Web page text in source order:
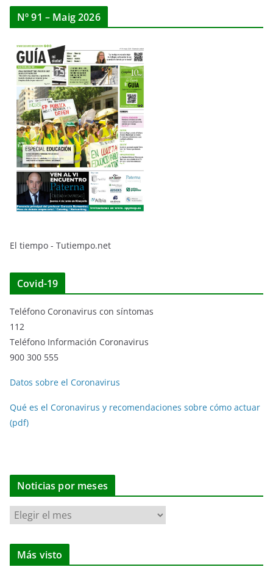
Nº 91 – Maig 2026
El tiempo - Tutiempo.net
Covid-19
Teléfono Coronavirus con síntomas
112
Teléfono Información Coronavirus
900 300 555
Datos sobre el Coronavirus
Qué es el Coronavirus y recomendaciones sobre cómo actuar
(pdf)
Noticias por meses
N
o
t
Más visto